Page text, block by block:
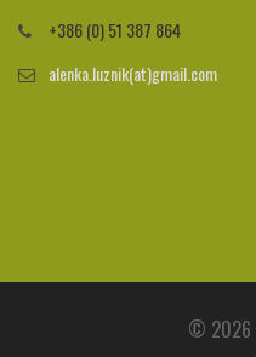
+386 (0) 51 387 864
alenka.luznik(at)gmail.com
© 2026